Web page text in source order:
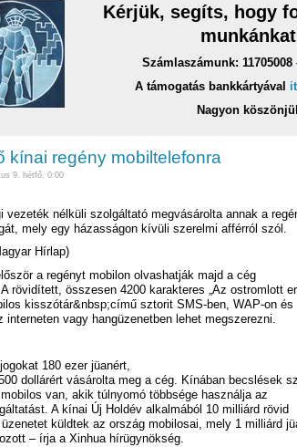
Kérjük, segíts, hogy
Számlaszámunk: 11705008
A támogatás bankkártyával
Nagyon
kínai regény mobiltelefonra
9. hétfő, 0:00
vezeték nélküli szolgáltató megvásárolta annak a
mely egy házasságon kívüli szerelmi afférról szól.
Hírlap)
a regényt mobilon olvashatják majd a cég
rövidített, összesen 4200 karakteres „Az ostromlott
kisszótár&nbsp;című sztorit SMS-ben, WAP-on és
interneten vagy hangüzenetben lehet megszerezni.
180 ezer jüanért,
dollárért vásárolta meg a cég. Kínában becslések
van, akik túlnyomó többsége használja az
A kínai Új Holdév alkalmából 10 milliárd rövid
küldtek az ország mobilosai, mely 1 milliárd
– írja a Xinhua hírügynökség.